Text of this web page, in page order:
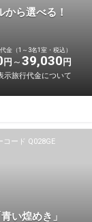
ら選べる！
金（1～3名1室・税込）
円 39,030 円
示旅行代金について
コード Q028GE
い煌めき」